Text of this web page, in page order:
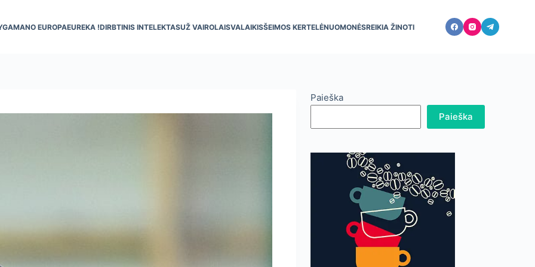
MANO EUROPAEUREKA !DIRBTINIS INTELEKTASUŽ VAIROLAISVALAIKISŠEIMOS KERTELĖNUOMONĖSREIKIA ŽINOTI
Paieška
Paieška